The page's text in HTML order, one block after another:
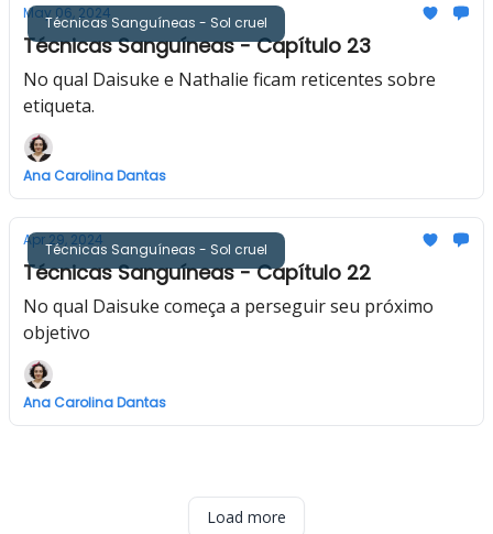
Técnicas Sanguíneas - Sol cruel
May 06, 2024
Técnicas Sanguíneas - Capítulo 23
No qual Daisuke e Nathalie ficam reticentes sobre
etiqueta.
Ana Carolina Dantas
Técnicas Sanguíneas - Sol cruel
Apr 29, 2024
Técnicas Sanguíneas - Capítulo 22
No qual Daisuke começa a perseguir seu próximo
objetivo
Ana Carolina Dantas
Load more